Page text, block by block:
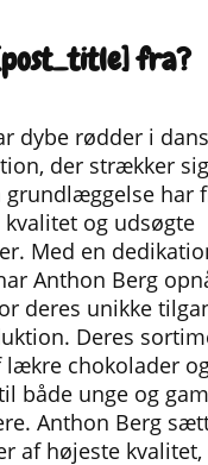
fra?
dybe rødder i
der strækker
grundlæggelse
og udsøgte
Med en
Anthon Berg
deres unikke
Deres
lækre chokolader
både unge og
Anthon Berg
af højeste